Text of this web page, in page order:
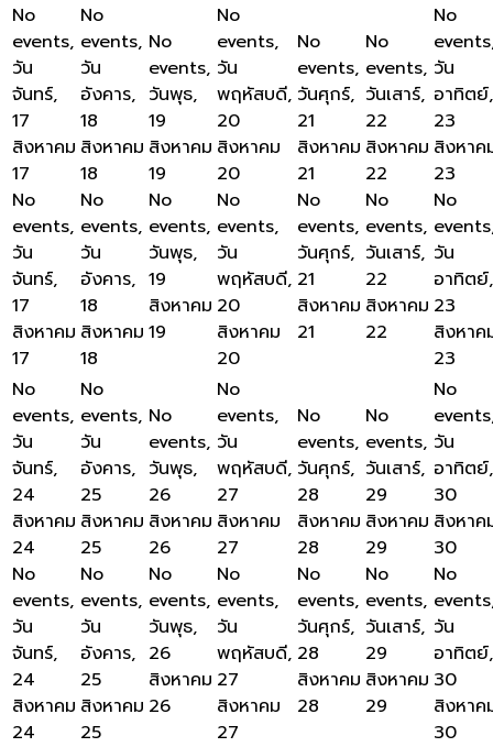
No
events,
วัน
จันทร์,
17
สิงหาคม
17
No
events,
วัน
จันทร์,
17
สิงหาคม
17
No
events,
วัน
อังคาร,
18
สิงหาคม
18
No
events,
วัน
อังคาร,
18
สิงหาคม
18
No
events,
วันพุธ,
19
สิงหาคม
19
No
events,
วันพุธ,
19
สิงหาคม
19
No
events,
วัน
พฤหัสบดี,
20
สิงหาคม
20
No
events,
วัน
พฤหัสบดี,
20
สิงหาคม
20
No
events,
วันศุกร์,
21
สิงหาคม
21
No
events,
วันศุกร์,
21
สิงหาคม
21
No
events,
วันเสาร์,
22
สิงหาคม
22
No
events,
วันเสาร์,
22
สิงหาคม
22
No
วัน
อาทิตย์,
23
สิงหาค
23
No
วัน
อาทิตย์,
23
สิงหาค
23
No
events,
วัน
จันทร์,
24
สิงหาคม
24
No
events,
วัน
จันทร์,
24
สิงหาคม
24
No
events,
วัน
อังคาร,
25
สิงหาคม
25
No
events,
วัน
อังคาร,
25
สิงหาคม
25
No
events,
วันพุธ,
26
สิงหาคม
26
No
events,
วันพุธ,
26
สิงหาคม
26
No
events,
วัน
พฤหัสบดี,
27
สิงหาคม
27
No
events,
วัน
พฤหัสบดี,
27
สิงหาคม
27
No
events,
วันศุกร์,
28
สิงหาคม
28
No
events,
วันศุกร์,
28
สิงหาคม
28
No
events,
วันเสาร์,
29
สิงหาคม
29
No
events,
วันเสาร์,
29
สิงหาคม
29
No
วัน
อาทิตย์,
30
สิงหาค
30
No
วัน
อาทิตย์,
30
สิงหาค
30